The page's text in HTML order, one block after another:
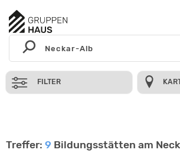
FILTER
Treffer: 9 Bildungsstätten am